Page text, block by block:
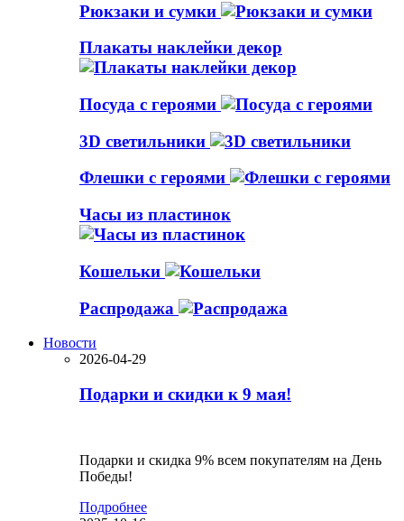
Рюкзаки и сумки
Плакаты наклейки декор
Посуда с героями
3D светильники
Флешки с героями
Часы из пластинок
Кошельки
Распродажа
Новости
2026-04-29
Подарки и скидки к 9 мая!
Подарки и скидка 9% всем покупателям на День
Победы!
Подробнее